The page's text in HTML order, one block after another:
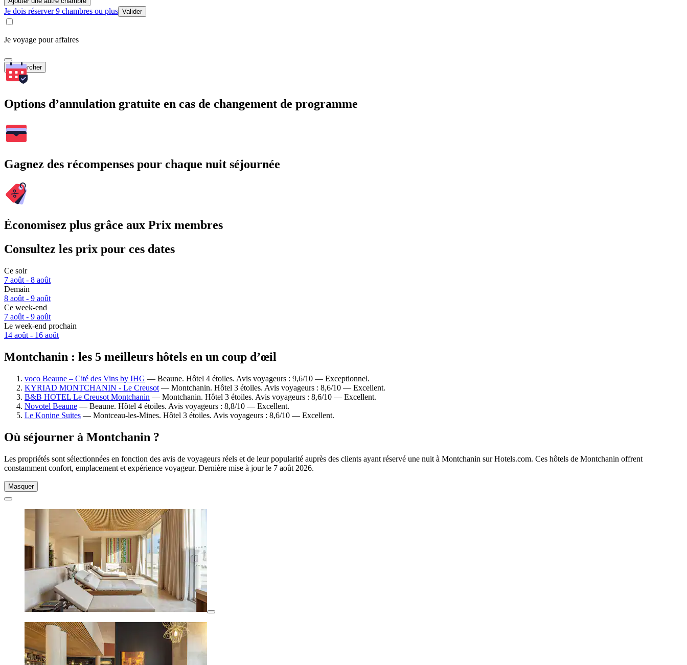
Je dois réserver 9 chambres ou plus Valider
Je voyage pour affaires
Rechercher
Options d’annulation gratuite en cas de changement de programme
Gagnez des récompenses pour chaque nuit séjournée
Économisez plus grâce aux Prix membres
Consultez les prix pour ces dates
Ce soir
7 août - 8 août
Demain
8 août - 9 août
Ce week-end
7 août - 9 août
Le week-end prochain
14 août - 16 août
Montchanin : les 5 meilleurs hôtels en un coup d’œil
voco Beaune – Cité des Vins by IHG — Beaune. Hôtel 4 étoiles. Avis voyageurs : 9,6/10 — Exceptionnel.
KYRIAD MONTCHANIN - Le Creusot — Montchanin. Hôtel 3 étoiles. Avis voyageurs : 8,6/10 — Excellent.
B&B HOTEL Le Creusot Montchanin — Montchanin. Hôtel 3 étoiles. Avis voyageurs : 8,6/10 — Excellent.
Novotel Beaune — Beaune. Hôtel 4 étoiles. Avis voyageurs : 8,8/10 — Excellent.
Le Konine Suites — Montceau-les-Mines. Hôtel 3 étoiles. Avis voyageurs : 8,6/10 — Excellent.
Où séjourner à Montchanin ?
Les propriétés sont sélectionnées en fonction des avis de voyageurs réels et de leur popularité auprès des clients ayant réservé une nuit à Montchanin sur Hotels.com. Ces hôtels de Montchanin offrent
constamment confort, emplacement et expérience voyageur. Dernière mise à jour le 7 août 2026.
Masquer